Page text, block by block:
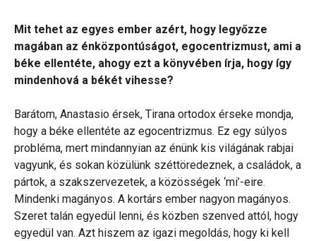
Mit tehet az egyes ember azért, hogy legyőzze
magában az énközpontúságot, egocentrizmust, ami a
béke ellentéte, ahogy ezt a könyvében írja, hogy így
mindenhová a békét vihesse?
Barátom, Anastasio érsek, Tirana ortodox érseke mondja,
hogy a béke ellentéte az egocentrizmus. Ez egy súlyos
probléma, mert mindannyian az énünk kis világának rabjai
vagyunk, és sokan közülünk széttöredeznek, a családok, a
pártok, a szakszervezetek, a közösségek ‘mi’-eire.
Mindenki magányos. A kortárs ember nagyon magányos.
Szeret talán egyedül lenni, és közben szenved attól, hogy
egyedül van. Azt hiszem az igazi megoldás, hogy ki kell